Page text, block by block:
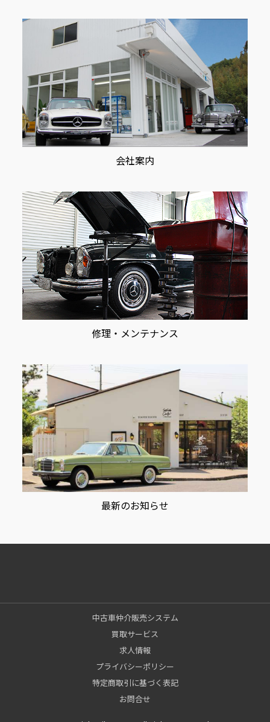
会社案内
修理・メンテナンス
最新のお知らせ
中古車仲介販売システム
買取サービス
求人情報
プライバシーポリシー
特定商取引に基づく表記
お問合せ